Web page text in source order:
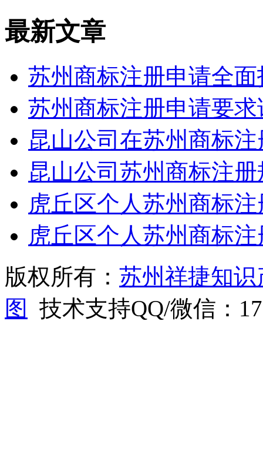
最新文章
苏州商标注册申请全面
苏州商标注册申请要求
昆山公司在苏州商标
昆山公司苏州商标注
虎丘区个人苏州商标
虎丘区个人苏州商标
版权所有： 苏州祥捷知
图
技术支持QQ/微信：